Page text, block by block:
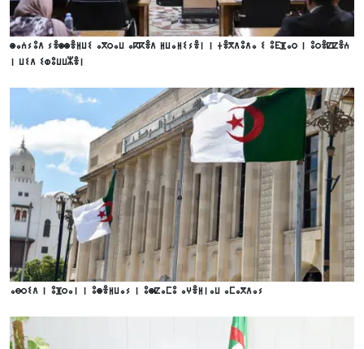
ⵙⴰⵄⵢⵓⴷ ⵢⴻⵙⵙⴻⵍⵡⵉ ⴰⴳⵔⴰⵡ ⴰⴽⴽⴻⴷ ⵍⵡⴰⵍⵉⵢⴻⵏ ⵏ ⵜⴻⴳⴷⵓⴷⴰ ⵉ ⵓⴹⴼⴰⵔ ⵏ ⵓⵔⴻⵇⵇⴻⵄ
ⵏ ⵡⵉⴷ ⵉⵀⵓⵡⵡⵣⴻⵏ
ⴰⴱⵔⵉⴷ ⵏ ⵓⴼⵔⴰⵏ ⵏ ⵓⵙⴻⵍⵡⴰⵢ ⵏ ⵓⵙⵇⴰⵎⵓ ⴰⵖⴻⵍⵏⴰⵡ ⴰⵎⴰⴳⴷⴰⵢ